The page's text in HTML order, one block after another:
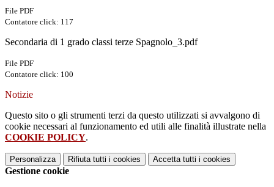
File PDF
Contatore click: 117
Secondaria di 1 grado classi terze Spagnolo_3.pdf
File PDF
Contatore click: 100
Notizie
Questo sito o gli strumenti terzi da questo utilizzati si avvalgono di
cookie necessari al funzionamento ed utili alle finalità illustrate nella
COOKIE POLICY.
Personalizza Rifiuta tutti i cookies Accetta tutti i cookies
Gestione cookie